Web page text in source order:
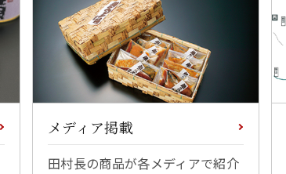
メディア掲載
田村長の商品が各メディアで紹介